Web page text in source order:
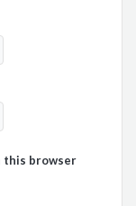
this browser